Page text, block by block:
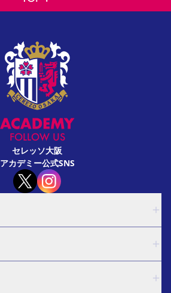
FOLLOW US
セレッソ大阪
アカデミー公式SNS